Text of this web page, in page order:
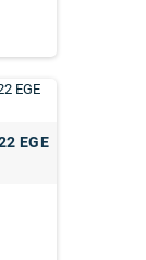
EGE